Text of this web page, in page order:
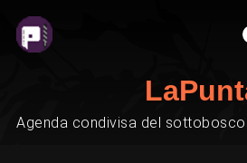
Agenda condivisa del